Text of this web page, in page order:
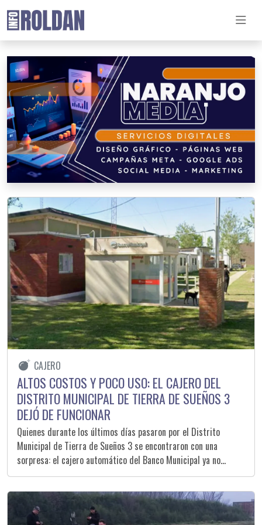
CAJERO
ALTOS COSTOS Y POCO USO: EL CAJERO DEL
DISTRITO MUNICIPAL DE TIERRA DE SUEÑOS 3
DEJÓ DE FUNCIONAR
Quienes durante los últimos días pasaron por el Distrito
Municipal de Tierra de Sueños 3 se encontraron con una
sorpresa: el cajero automático del Banco Municipal ya no
estaba en el lugar donde funcionó durante casi cuatro años. La
ausencia del equipo generó consultas entre vecinos, que
comenzaron a preguntarse qué había ocurrido con el servicio.
El dispositivo estaba instalado en el edificio ubicado sobre el